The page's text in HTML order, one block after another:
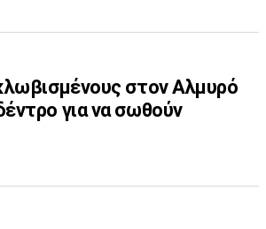
στον Αλμυρό
για να σωθούν